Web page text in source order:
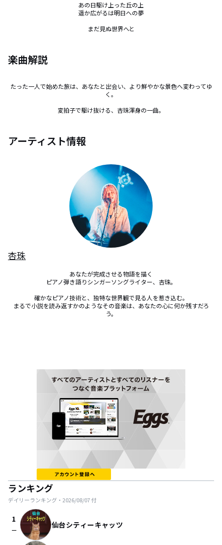
あの日駆け上った丘の上
遥か広がるは明日への夢
まだ見ぬ世界へと
楽曲解説
たった一人で始めた旅は、あなたと出会い、より鮮やかな景色へ変わってゆ
く。
変拍子で駆け抜ける、杏珠渾身の一曲。
アーティスト情報
杏珠
あなたが完成させる物語を描く
ピアノ弾き語りシンガーソングライター、杏珠。
確かなピアノ技術と、独特な世界観で見る人を惹き込む。
まるで小説を読み返すかのようなその音楽は、あなたの心に何か残すだろ
う。
ランキング
デイリーランキング・ 2026/08/07付
1
check_indeterminate_small 仙台シティーキャッツ